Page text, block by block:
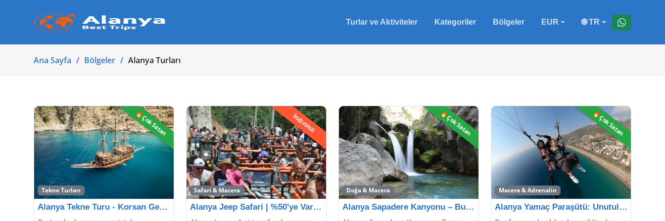
Turlar ve Aktiviteler Kategoriler Bölgeler EUR 🌐 TR
Ana Sayfa Bölgeler Alanya Turları
🔥Çok Satan
Tekne Turları
Alanya Tekne Turu - Korsan Gemisi
İndirimli
Safari & Macera
Alanya Jeep Safari | %50'ye Varan İndirimler
🔥Çok Satan
Doğa & Macera
Alanya Sapadere Kanyonu – Buz Gibi Sular, Eşsiz Do�
🔥Çok Satan
Macera & Adrenalin
Alanya Yamaç Paraşütü: Unutulmaz Bir Macera